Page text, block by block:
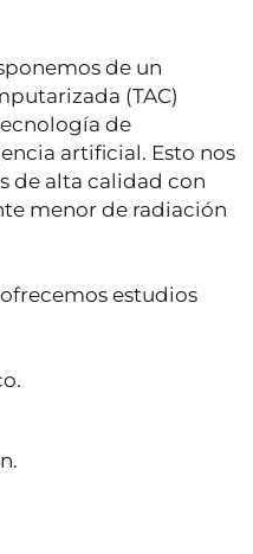
de un
(TAC)
de
artificial. Esto nos
de alta calidad con
menor de radiación
estudios
.
.